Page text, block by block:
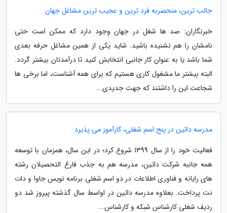
جالب ترین، منحصربه فرد ترین و عجیب ترین مشاغل جهان
خبرنگاران: صد ها شغل در جهان وجود دارد که ممکن است حتی
نامشان را هم نشنیده باشید. شاید یکی از همین مشاغل حرفه بعدی
شما باشد یا به عنوان کار جانبی انتخابش کنید تا درآمدتان بیشتر گردد.
البته بیشتر ما مشغول کاری هستیم که برای همه آشناست، اما برخی ها
شجاعت این را داشتند که جهت جدیدی...
مدرسه داتین در پنج اسم شغلی، کارآموز می پذیرد
فعالیت خود را از سال 1399 شروع کرد؛ در این سال، همزمان با توسعه
همه جانبه شرکت داتین، مدرسه هم به جذب فارغ التحصیلان رشته
های رایانه و فناوری اطلاعات در دو اسم شغلی برنامه نویس جاوا و دات
نت پرداخت. بعلاوه مدرسه داتین در اواسط سال گذشته پیروز شد دو
ردیف شغلی کارشناس شبکه و کارشناس...